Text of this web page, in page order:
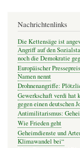
Nachrichtenlinks
Die Kettensäge ist
Angriff auf den
noch die Demokratie
Europäischer
Namen nennt
Drohnenangriffe:
Gewerkschaft verdi
gegen einen deutschen
Antimilitarismus:
Wie Frieden geht
Geheimdienste und
Klimawandel bei“